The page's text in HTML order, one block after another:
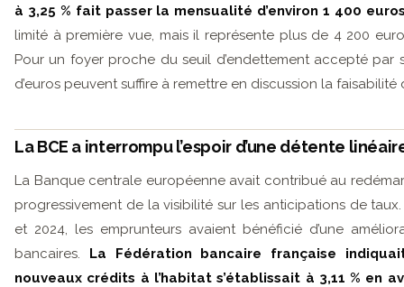
à 3,25 % fait passer la mensualité d’environ 1 400
limité à première vue, mais il représente plus de 4 200
Pour un foyer proche du seuil d’endettement accepté par
d’euros peuvent suffire à remettre en discussion la faisabilité
La BCE a interrompu l’espoir d’une détente
La Banque centrale européenne avait contribué au
progressivement de la visibilité sur les anticipations de
et 2024, les emprunteurs avaient bénéficié d’une
bancaires. La Fédération bancaire française
nouveaux crédits à l’habitat s’établissait à 3,11 % en